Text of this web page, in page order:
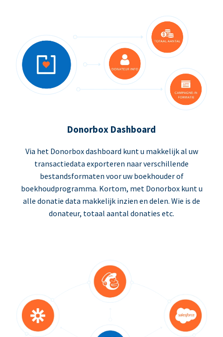
Donorbox Dashboard
Via het Donorbox dashboard kunt u makkelijk al uw
transactiedata exporteren naar verschillende
bestandsformaten voor uw boekhouder of
boekhoudprogramma. Kortom, met Donorbox kunt u
alle donatie data makkelijk inzien en delen. Wie is de
donateur, totaal aantal donaties etc.